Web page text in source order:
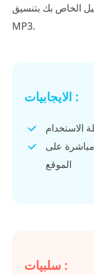
الخاص بك بتنسيق
MP3.
الايجابيات :
الاستخدام
على
الموقع
سلبيات :